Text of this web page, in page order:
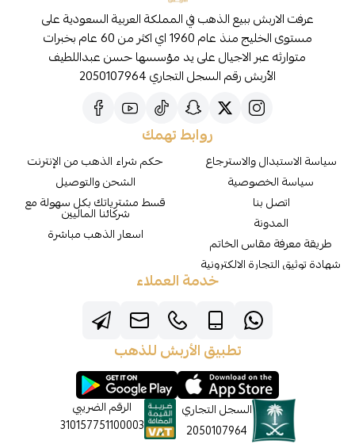
عرفت الاربش ببيع الذهب في المملكة العربية السعودية على
مستوى الخليج منذ عام 1960 اي اكثر من 60 عام بخبرات
متوارثه عبر الاجيال على يد مؤسسها حسن عبداللطيف
الأربش رقم السجل التجاري 2050107964
روابط تهمك
سياسة الاستبدال والاسترجاع
سياسة الخصوصية
اتصل بنا
المدونة
طريقة معرفة مقاس الخاتم
شهادة توثيق التجارة الالكترونية
حكم شراء الذهب من الإنترنت
الشحن والتوصيل
قسط مشترياتك بكل سهولة مع
شركائنا الماليين
اسعار الذهب مباشرة
خدمة العملاء
تطبيق الأربش للذهب
السجل التجاري
2050107964
الرقم الضريبي
310157751100003